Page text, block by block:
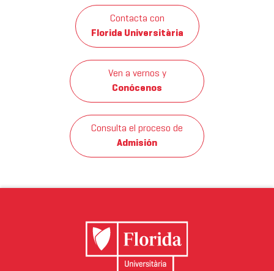
Contacta con
Florida Universitària
Ven a vernos y
Conócenos
Consulta el proceso de
Admisión